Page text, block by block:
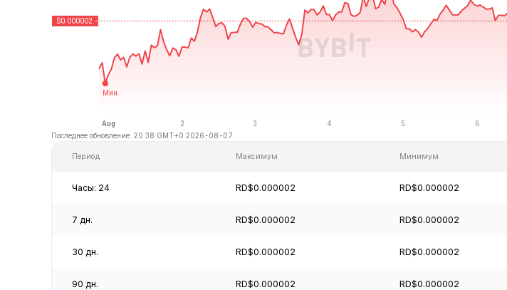
Последнее обновление: 20:38 GMT+0 2026-08-07
Период Максимум Минимум
Часы: 24 RD$0.000002 RD$0.000002
7 дн. RD$0.000002 RD$0.000002
30 дн. RD$0.000002 RD$0.000002
90 дн. RD$0.000002 RD$0.000002